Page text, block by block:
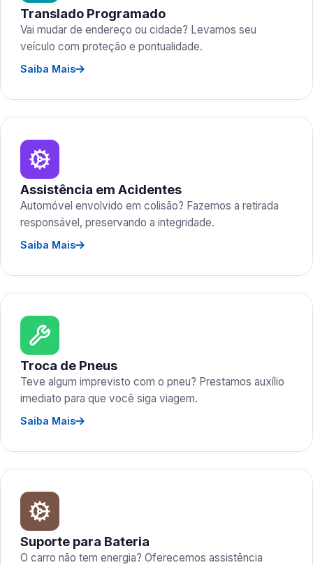
Translado Programado
Vai mudar de endereço ou cidade? Levamos seu
veículo com proteção e pontualidade.
Saiba Mais
Assistência em Acidentes
Automóvel envolvido em colisão? Fazemos a retirada
responsável, preservando a integridade.
Saiba Mais
Troca de Pneus
Teve algum imprevisto com o pneu? Prestamos auxílio
imediato para que você siga viagem.
Saiba Mais
Suporte para Bateria
O carro não tem energia? Oferecemos assistência